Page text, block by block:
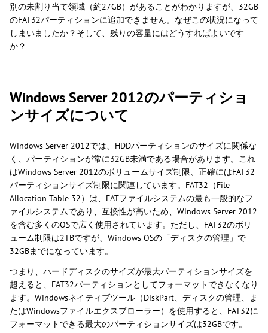
別の未割り当て領域（約27GB）があることがわかりますが、32GB
のFAT32パーティションに追加できません。なぜこの状況になって
しまいましたか？そして、残りの容量にはどうすればよいです
か？
Windows Server 2012のパーティショ
ンサイズについて
Windows Server 2012では、HDDパーティションのサイズに関係な
く、パーティションが常に32GB未満である場合があります。これ
はWindows Server 2012のボリュームサイズ制限、正確にはFAT32
パーティションサイズ制限に関連しています。FAT32（File
Allocation Table 32）は、FATファイルシステムの最も一般的なフ
ァイルシステムであり、互換性が高いため、Windows Server 2012
を含む多くのOSで広く使用されています。ただし、FAT32のボリ
ューム制限は2TBですが、Windows OSの「ディスクの管理」で
32GBまでになっています。
つまり、ハードディスクのサイズが最大パーティションサイズを
超えると、FAT32パーティションとしてフォーマットできなくなり
ます。Windowsネイティブツール（DiskPart、ディスクの管理、ま
たはWindowsファイルエクスプローラー）を使用すると、FAT32に
フォーマットできる最大のパーティションサイズは32GBです。